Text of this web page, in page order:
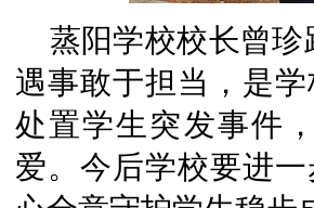
蒸阳学校校长曾珍
遇事敢于担当，是
处置学生突发事件
爱。今后学校要进